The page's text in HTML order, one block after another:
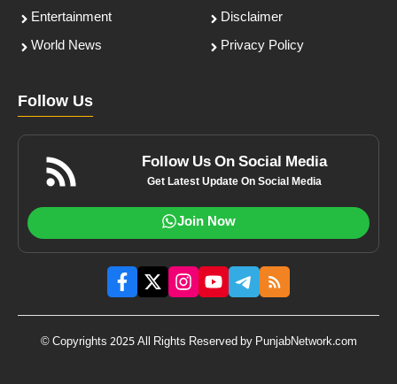
Entertainment
World News
Disclaimer
Privacy Policy
Follow Us
Follow Us On Social Media
Get Latest Update On Social Media
Join Now
© Copyrights 2025 All Rights Reserved by PunjabNetwork.com